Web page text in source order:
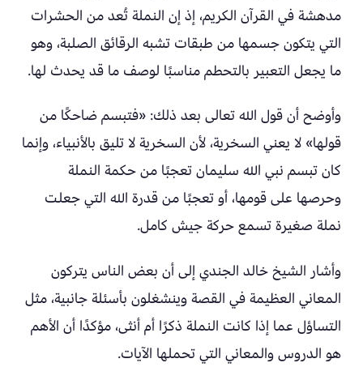
مدهشة في القرآن الكريم، إذ إن النملة تُعد من الحشرات
التي يتكون جسمها من طبقات تشبه الرقائق الصلبة، وهو
ما يجعل التعبير بالتحطم مناسبًا لوصف ما قد يحدث لها.
وأوضح أن قول الله تعالى بعد ذلك: «فتبسم ضاحكًا من
قولها» لا يعني السخرية، لأن السخرية لا تليق بالأنبياء، وإنما
كان تبسم نبي الله سليمان تعجبًا من حكمة النملة
وحرصها على قومها، أو تعجبًا من قدرة الله التي جعلت
نملة صغيرة تسمع حركة جيش كامل.
وأشار الشيخ خالد الجندي إلى أن بعض الناس يتركون
المعاني العظيمة في القصة وينشغلون بأسئلة جانبية، مثل
التساؤل عما إذا كانت النملة ذكرًا أم أنثى، مؤكدًا أن الأهم
هو الدروس والمعاني التي تحملها الآيات.